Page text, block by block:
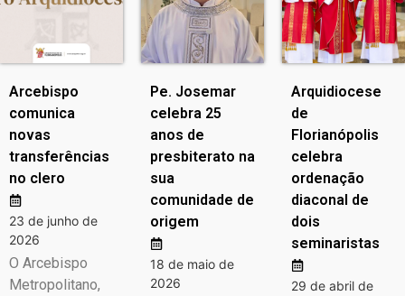
Arcebispo
comunica
novas
transferências
no clero
23 de junho de
2026
O Arcebispo
Metropolitano,
Pe. Josemar
celebra 25
anos de
presbiterato na
sua
comunidade de
origem
18 de maio de
2026
Arquidiocese
de
Florianópolis
celebra
ordenação
diaconal de
dois
seminaristas
29 de abril de